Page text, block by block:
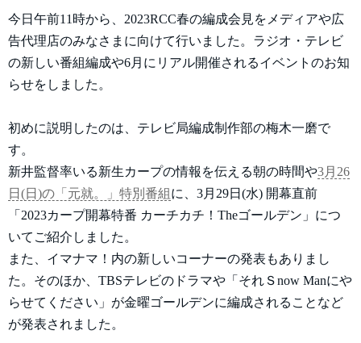
今日午前11時から、2023RCC春の編成会見をメディアや広
告代理店のみなさまに向けて行いました。ラジオ・テレビ
の新しい番組編成や6月にリアル開催されるイベントのお知
らせをしました。
初めに説明したのは、テレビ局編成制作部の梅木一磨で
す。
新井監督率いる新生カープの情報を伝える朝の時間や3月26
日(日)の「元就。」特別番組 に、3月29日(水) 開幕直前
「2023カープ開幕特番 カーチカチ！Theゴールデン」につ
いてご紹介しました。
また、イマナマ！内の新しいコーナーの発表もありまし
た。そのほか、TBSテレビのドラマや「それＳnow Manにや
らせてください」が金曜ゴールデンに編成されることなど
が発表されました。